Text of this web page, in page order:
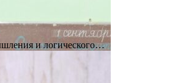
и логического…